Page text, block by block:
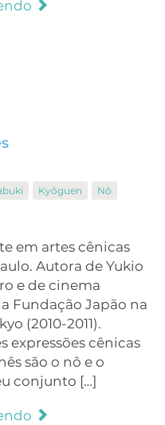
Kyôguen
Nô
em artes cênicas
Autora de Yukio
e de cinema
Fundação Japão na
(2010-2011).
expressões cênicas
são o nô e o
conjunto […]